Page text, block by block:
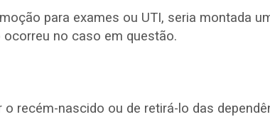
para exames ou UTI, seria montada
no caso em questão.
recém-nascido ou de retirá-lo das